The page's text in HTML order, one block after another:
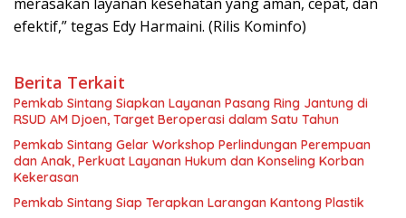
efektif,” tegas Edy Harmaini. (Rilis Kominfo)
Berita Terkait
Pemkab Sintang Siapkan Layanan Pasang Ring Jantung di
RSUD AM Djoen, Target Beroperasi dalam Satu Tahun
Pemkab Sintang Gelar Workshop Perlindungan Perempuan
dan Anak, Perkuat Layanan Hukum dan Konseling Korban
Kekerasan
Pemkab Sintang Siap Terapkan Larangan Kantong Plastik